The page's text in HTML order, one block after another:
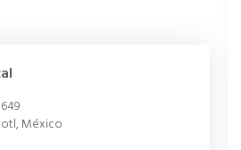
México